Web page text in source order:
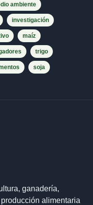
ambiente
investigación
maíz
trigo
soja
ganadería,
alimentaria